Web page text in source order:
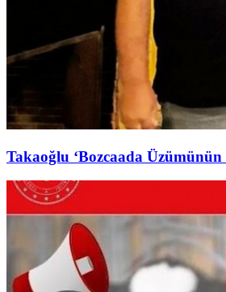
Takaoğlu ‘Bozcaada Üzümünün